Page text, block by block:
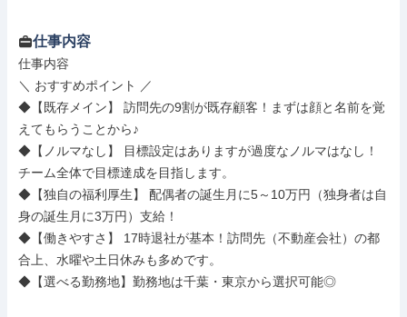
仕事内容
仕事内容
＼ おすすめポイント ／
◆【既存メイン】 訪問先の9割が既存顧客！まずは顔と名前を覚
えてもらうことから♪
◆【ノルマなし】 目標設定はありますが過度なノルマはなし！
チーム全体で目標達成を目指します。
◆【独自の福利厚生】 配偶者の誕生月に5～10万円（独身者は自
身の誕生月に3万円）支給！
◆【働きやすさ】 17時退社が基本！訪問先（不動産会社）の都
合上、水曜や土日休みも多めです。
◆【選べる勤務地】勤務地は千葉・東京から選択可能◎